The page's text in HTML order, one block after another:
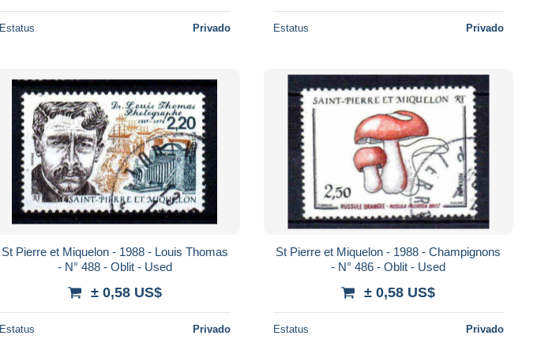
Estatus Privado Estatus Privado
St Pierre et Miquelon - 1988 - Louis Thomas
- N° 488 - Oblit - Used
± 0,58 US$
Estatus Privado
St Pierre et Miquelon - 1988 - Champignons
- N° 486 - Oblit - Used
± 0,58 US$
Estatus Privado